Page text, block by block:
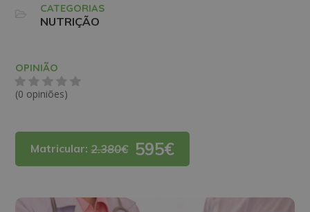
CATEGORIAS
NUTRIÇÃO
OPINIÃO
(0 opiniões)
Matricular:2.380€ 595€